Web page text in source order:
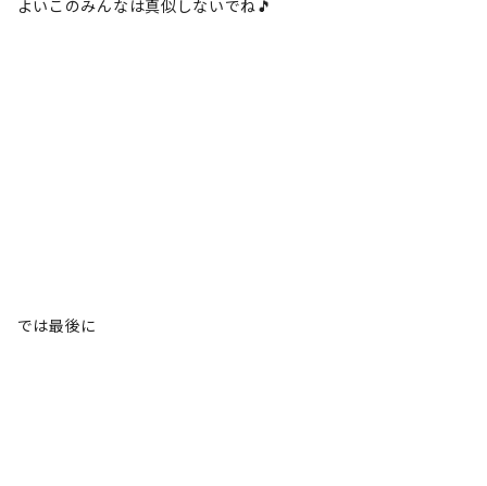
よいこのみんなは真似しないでね🎵
では最後に